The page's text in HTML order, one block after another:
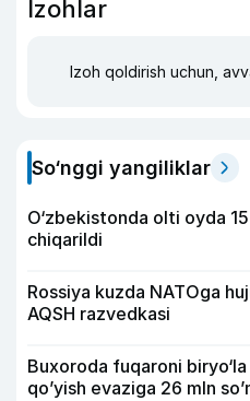
Izohlar
Izoh qoldirish uchun,
So‘nggi yangiliklar
O‘zbekistonda olti oyda
chiqarildi
Rossiya kuzda NATOga
AQSH razvedkasi
Buxoroda fuqaroni
qo’yish evaziga 26 mln